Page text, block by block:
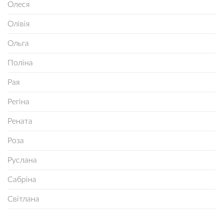
Олеся
Олівія
Ольга
Поліна
Рая
Регіна
Рената
Роза
Руслана
Сабріна
Світлана